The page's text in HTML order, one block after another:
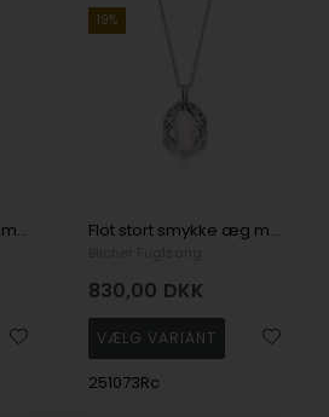
Flot stort smykke æg med Hæmatit i sølv fra Blicher Fuglsang
19%
Flot stort smykke æg med Snekvarts i sølv fra Blicher Fuglsang
830,00 DKK
251073Rc